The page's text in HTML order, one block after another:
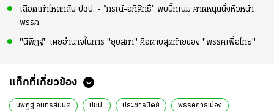
เลือดเก่าไหลกลับ ปชป. - “กรณ์-อภิสิทธิ์” พบบิ๊กเนม คาดหนุนนั่งหัวหน้า
พรรค
"นิพิฏฐ์" เผยอำนาจในการ "ยุบสภา" คือดาบสุดท้ายของ "พรรคเพื่อไทย"
แท็กที่เกี่ยวข้อง
นิพิฏฐ์ อินทรสมบัติ ปชป. ประชาธิปัตย์ พรรคการเมือง